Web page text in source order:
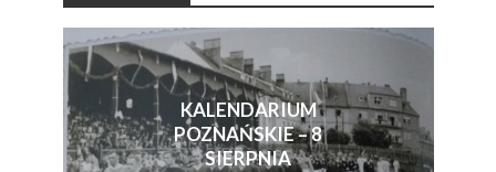
KALENDARIUM
POZNAŃSKIE – 8
SIERPNIA